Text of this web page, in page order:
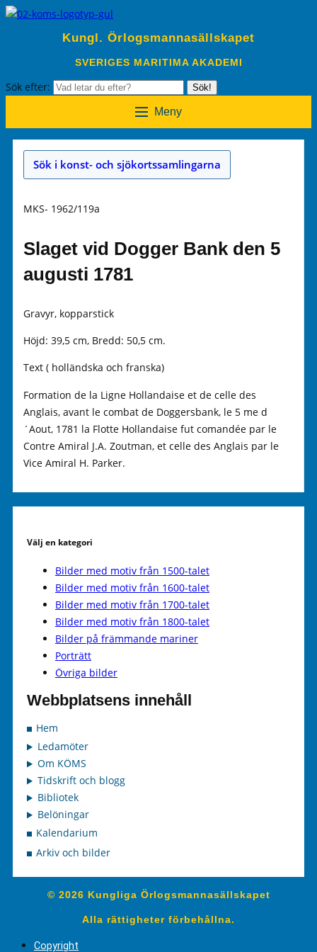
Kungl. Örlogsmannasällskapet
SVERIGES MARITIMA AKADEMI
Sök efter: Sök!
Meny
Sök i konst- och sjökortssamlingarna
MKS- 1962/119a
Slaget vid Dogger Bank den 5
augusti 1781
Gravyr, kopparstick
Höjd: 39,5 cm, Bredd: 50,5 cm.
Text ( holländska och franska)
Formation de la Ligne Hollandaise et de celle des
Anglais, avant le combat de Doggersbank, le 5 me d
´Aout, 1781 la Flotte Hollandaise fut comandée par le
Contre Amiral J.A. Zoutman, et celle des Anglais par le
Vice Amiral H. Parker.
Välj en kategori
Bilder med motiv från 1500-talet
Bilder med motiv från 1600-talet
Bilder med motiv från 1700-talet
Bilder med motiv från 1800-talet
Bilder på främmande mariner
Porträtt
Övriga bilder
Webbplatsens innehåll
Hem
Ledamöter
Om KÖMS
Tidskrift och blogg
Bibliotek
Belöningar
Kalendarium
Arkiv och bilder
© 2026 Kungliga Örlogsmannasällskapet
Alla rättigheter förbehållna.
Copyright